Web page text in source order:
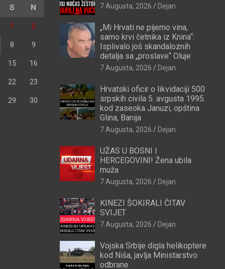
S N
1 2
8 9
15 16
22 23
29 30
7 Augusta, 2026 Dejan
„Mi Hrvati ne pijemo vina,
samo krvi četnika iz Knina“:
Isplivalo još skandaloznih
detalja sa „proslave“ Oluje
7 Augusta, 2026 Dejan
Hrvatski oficir o likvidaciji 500
srpskih civila 5. avgusta 1995.
kod zaseoka Januzi, opština
Glina, Banija
7 Augusta, 2026 Dejan
UŽAS U BOSNI I
HERCEGOVINI! Žena ubila
muža
7 Augusta, 2026 Dejan
KINEZI ŠOKIRALI ČITAV
SVIJET
7 Augusta, 2026 Dejan
Vojska Srbije digla helikoptere
kod Niša, javlja Ministarstvo
odbrane